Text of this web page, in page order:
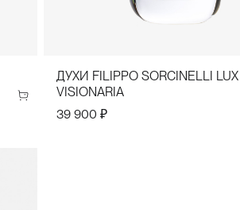
ДУХИ FILIPPO SORCINELLI LUX
VISIONARIA
39 900 ₽